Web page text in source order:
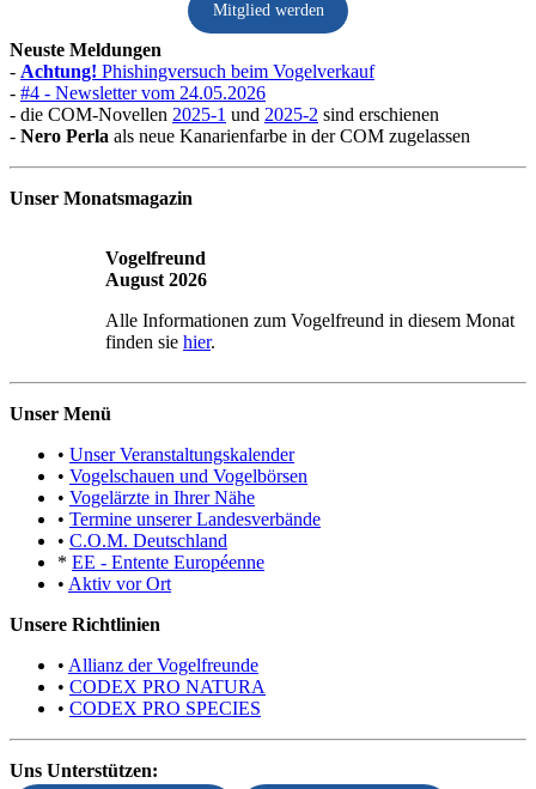
Mitglied werden
Neuste Meldungen
- Achtung! Phishingversuch beim Vogelverkauf
- #4 - Newsletter vom 24.05.2026
- die COM-Novellen 2025-1 und 2025-2 sind erschienen
- Nero Perla als neue Kanarienfarbe in der COM zugelassen
Unser Monatsmagazin
Vogelfreund
August 2026
Alle Informationen zum Vogelfreund in diesem Monat
finden sie hier.
Unser Menü
• Unser Veranstaltungskalender
• Vogelschauen und Vogelbörsen
• Vogelärzte in Ihrer Nähe
• Termine unserer Landesverbände
• C.O.M. Deutschland
* EE - Entente Européenne
• Aktiv vor Ort
Unsere Richtlinien
• Allianz der Vogelfreunde
• CODEX PRO NATURA
• CODEX PRO SPECIES
Uns Unterstützen: